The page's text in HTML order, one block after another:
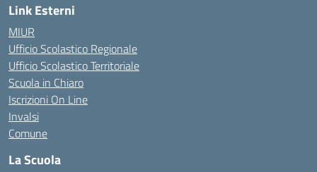
Link Esterni
MIUR
Ufficio Scolastico Regionale
Ufficio Scolastico Territoriale
Scuola in Chiaro
Iscrizioni On Line
Invalsi
Comune
La Scuola